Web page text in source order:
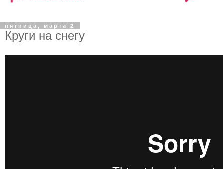
пятница, марта 2
Круги на снегу